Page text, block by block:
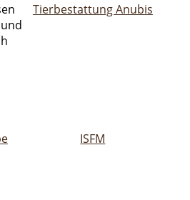
Tierbestattung Anubis
ISFM